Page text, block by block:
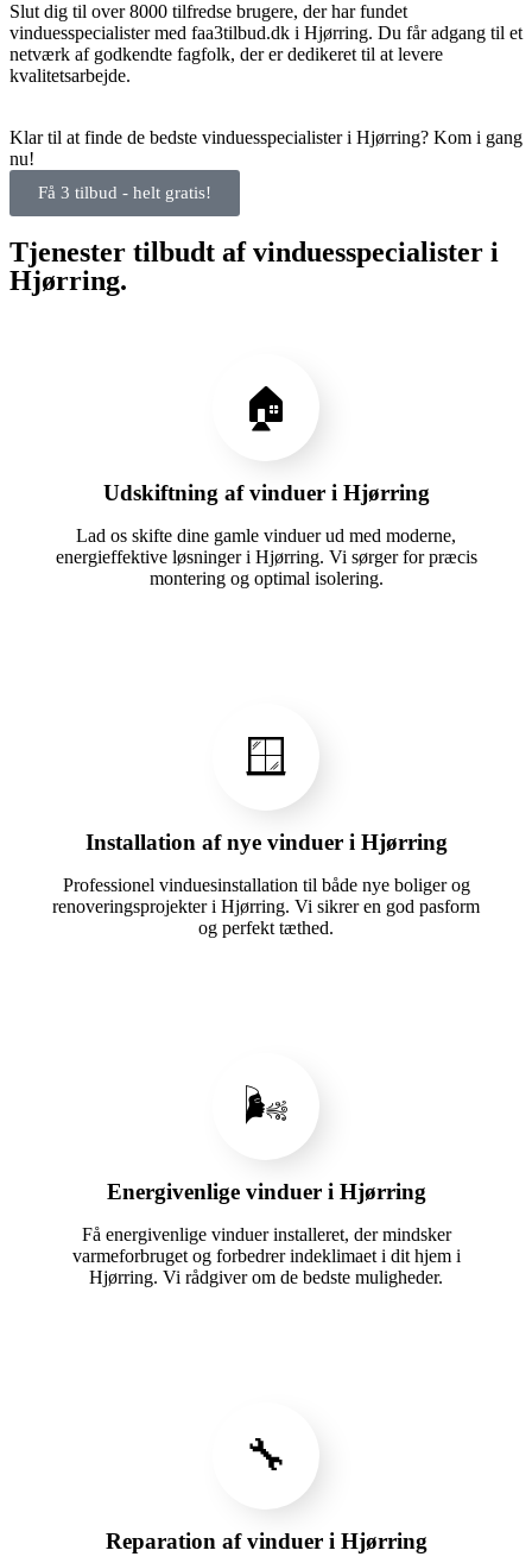
Slut dig til over 8000 tilfredse brugere, der har fundet
vinduesspecialister med faa3tilbud.dk i Hjørring. Du får adgang til et
netværk af godkendte fagfolk, der er dedikeret til at levere
kvalitetsarbejde.
Klar til at finde de bedste vinduesspecialister i Hjørring? Kom i gang
nu!
Få 3 tilbud - helt gratis!
Tjenester tilbudt af vinduesspecialister i
Hjørring.
🏠
Udskiftning af vinduer i Hjørring
Lad os skifte dine gamle vinduer ud med moderne,
energieffektive løsninger i Hjørring. Vi sørger for præcis
montering og optimal isolering.
🪟
Installation af nye vinduer i Hjørring
Professionel vinduesinstallation til både nye boliger og
renoveringsprojekter i Hjørring. Vi sikrer en god pasform
og perfekt tæthed.
🌬️
Energivenlige vinduer i Hjørring
Få energivenlige vinduer installeret, der mindsker
varmeforbruget og forbedrer indeklimaet i dit hjem i
Hjørring. Vi rådgiver om de bedste muligheder.
🔧
Reparation af vinduer i Hjørring